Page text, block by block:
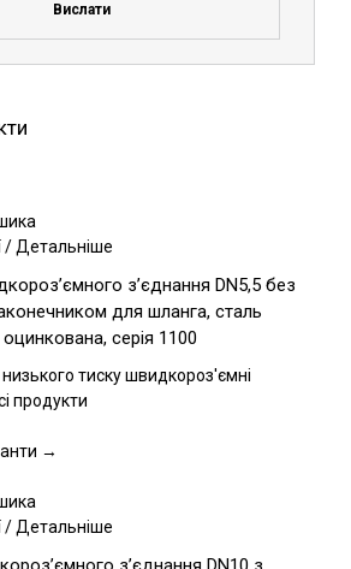
Вислати
Цей
має
кілька
варіантів.
Параметри
можна
на
товару
/Детальніше
з’єднання DN5,5 без
для шланга, сталь
серія 1100
низького тиску швидкороз'ємні
продукти
→
Цей
/Детальніше